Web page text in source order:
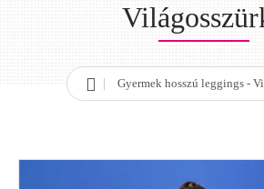
h
Gyermek hosszú leggings -